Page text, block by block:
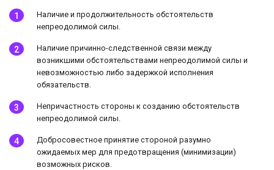
Наличие и продолжительность обстоятельств
непреодолимой силы.
Наличие причинно-следственной связи между
возникшими обстоятельствами непреодолимой силы и
невозможностью либо задержкой исполнения
обязательств.
Непричастность стороны к созданию обстоятельств
непреодолимой силы.
Добросовестное принятие стороной разумно
ожидаемых мер для предотвращения (минимизации)
возможных рисков.